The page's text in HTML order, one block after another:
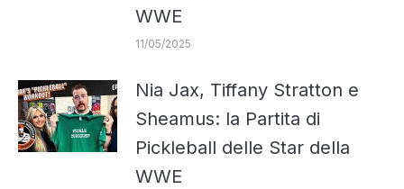
WWE
11/05/2025
Nia Jax, Tiffany Stratton e
Sheamus: la Partita di
Pickleball delle Star della
WWE